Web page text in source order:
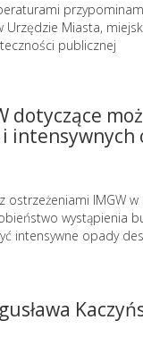
Miasta,
publicznej
dotyczące
intensywnych
IMGW w
wystąpienia
intensywne opady